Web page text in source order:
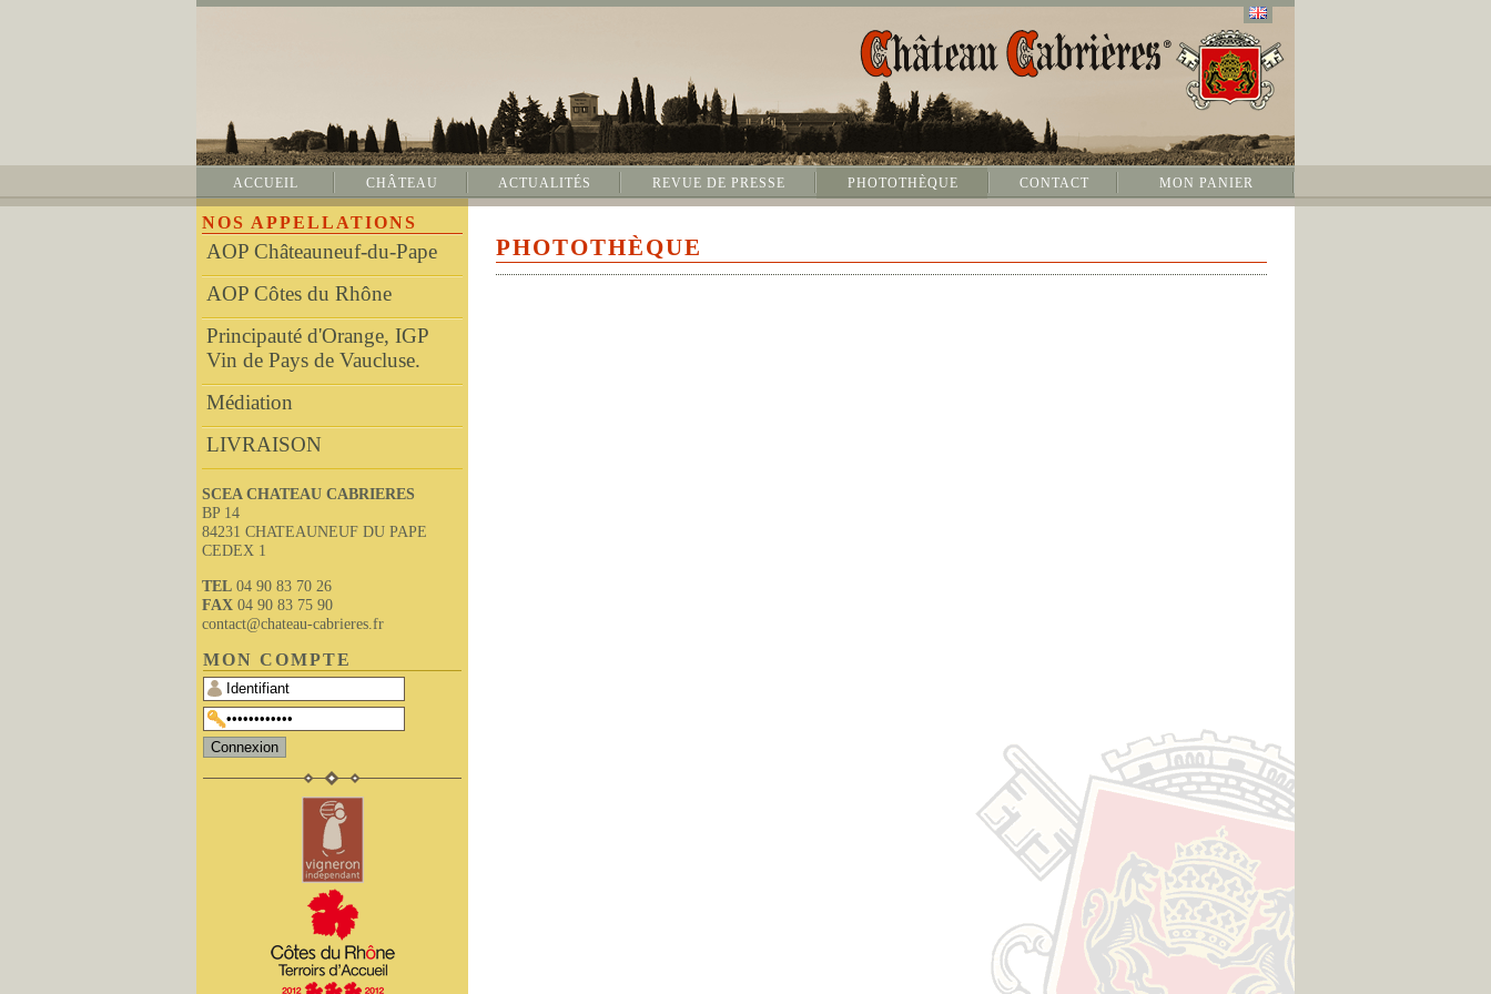
ACCUEIL CHÂTEAU ACTUALITÉS REVUE DE PRESSE PHOTOTHÈQUE CONTACT MON PANIER
NOS APPELLATIONS
AOP Châteauneuf-du-Pape
AOP Côtes du Rhône
Principauté d'Orange, IGP
Vin de Pays de Vaucluse.
Médiation
LIVRAISON
SCEA CHATEAU CABRIERES
BP 14
84231 CHATEAUNEUF DU PAPE
CEDEX 1
TEL 04 90 83 70 26
FAX 04 90 83 75 90
contact@chateau-cabrieres.fr
MON COMPTE
PHOTOTHÈQUE